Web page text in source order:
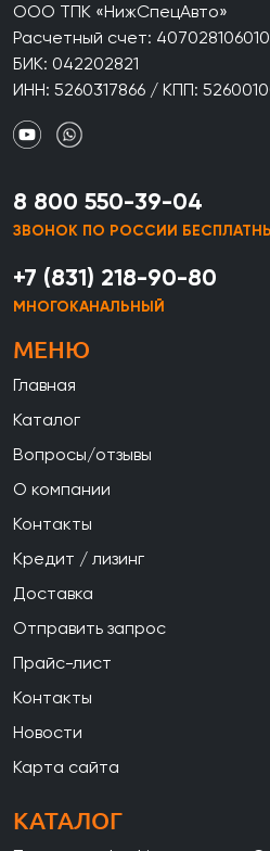
ООО ТПК «НижСпецАвто»
Расчетный счет:
БИК: 042202821
ИНН: 5260317866 / КПП:
8 800 550-39-04
ЗВОНОК ПО РОССИИ
+7 (831) 218-90-80
МНОГОКАНАЛЬНЫЙ
МЕНЮ
Главная
Каталог
Вопросы/отзывы
О компании
Контакты
Кредит / лизинг
Доставка
Отправить запрос
Прайс-лист
Контакты
Новости
Карта сайта
КАТАЛОГ